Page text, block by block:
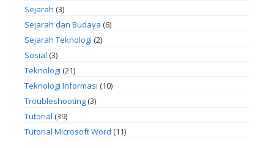
Sejarah (3)
Sejarah dan Budaya (6)
Sejarah Teknologi (2)
Sosial (3)
Teknologi (21)
Teknologi Informasi (10)
Troubleshooting (3)
Tutorial (39)
Tutorial Microsoft Word (11)